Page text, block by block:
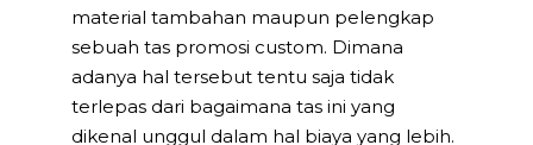
material tambahan maupun pelengkap
sebuah tas promosi custom. Dimana
adanya hal tersebut tentu saja tidak
terlepas dari bagaimana tas ini yang
dikenal unggul dalam hal biaya yang lebih.